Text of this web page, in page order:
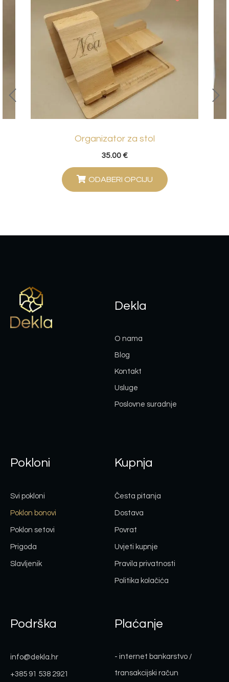
Organizator za stol
35.00€
ODABERI OPCIJU
Dekla
O nama
Blog
Kontakt
Usluge
Poslovne suradnje
Pokloni
Svi pokloni
Poklon bonovi
Poklon setovi
Prigoda
Slavljenik
Kupnja
Česta pitanja
Dostava
Povrat
Uvjeti kupnje
Pravila privatnosti
Politika kolačića
Podrška
info@dekla.hr
+385 91 538 2921
Plaćanje
- internet bankarstvo /
transakcijski račun